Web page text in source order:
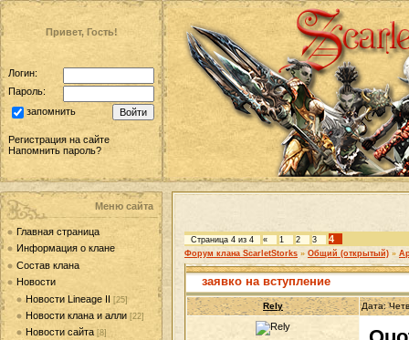
Привет, Гость!
Логин:
Пароль:
запомнить
Регистрация на сайте
Напомнить пароль?
Меню сайта
Главная страница
Информация о клане
Состав клана
Новости
Новости Lineage II [25]
Новости клана и алли [22]
Новости сайта [8]
Страница 4 из 4 « 1 2 3 4
Форум клана ScarletStorks » Общий (открытый) »
заявко на вступление
Rely Дата: